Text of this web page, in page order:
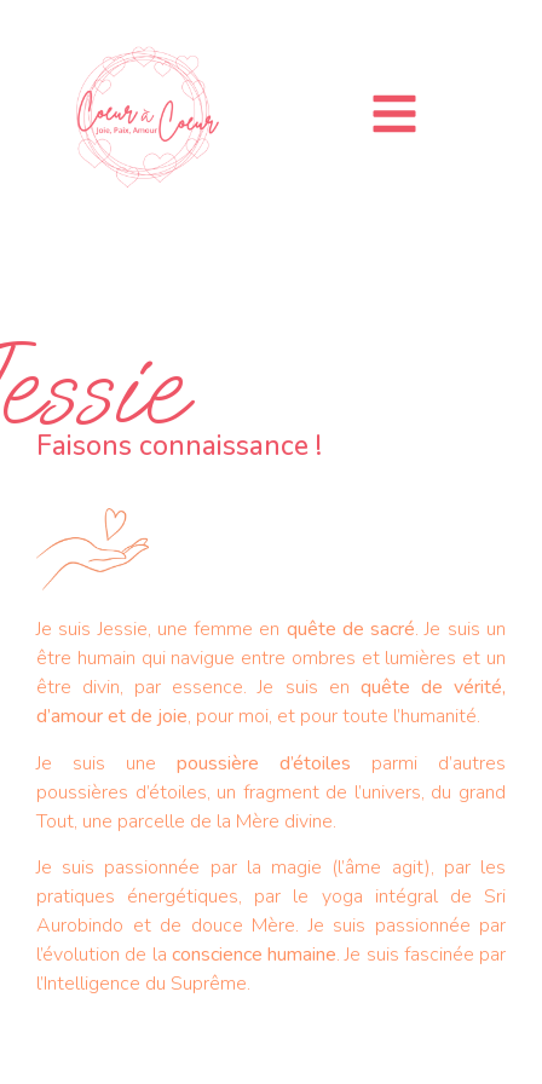
Faisons connaissance !
Je suis Jessie, une femme en quête de sacré. Je suis un
être humain qui navigue entre ombres et lumières et un
être divin, par essence. Je suis en quête de vérité,
d’amour et de joie, pour moi, et pour toute l’humanité.
Je suis une poussière d’étoiles parmi d’autres
poussières d’étoiles, un fragment de l’univers, du grand
Tout, une parcelle de la Mère divine.
Je suis passionnée par la magie (l’âme agit), par les
pratiques énergétiques, par le yoga intégral de Sri
Aurobindo et de douce Mère. Je suis passionnée par
l’évolution de la conscience humaine. Je suis fascinée par
l’Intelligence du Suprême.